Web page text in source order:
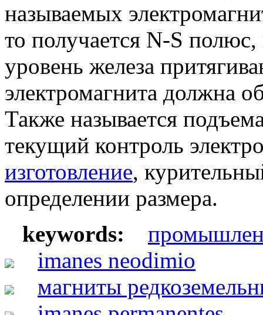
называемых
то получается N-S
уровень железа
электромагнита должна
Также называется
текущий контроль
изготовление,
определении размера.
keywords:
imanes neodimio
магниты